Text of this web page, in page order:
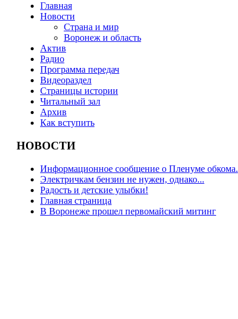
Главная
Новости
Страна и мир
Воронеж и область
Актив
Радио
Программа передач
Видеораздел
Страницы истории
Читальный зал
Архив
Как вступить
НОВОСТИ
Информационное сообщение о Пленуме обкома.
Электричкам бензин не нужен, однако...
Радость и детские улыбки!
Главная страница
В Воронеже прошел первомайский митинг